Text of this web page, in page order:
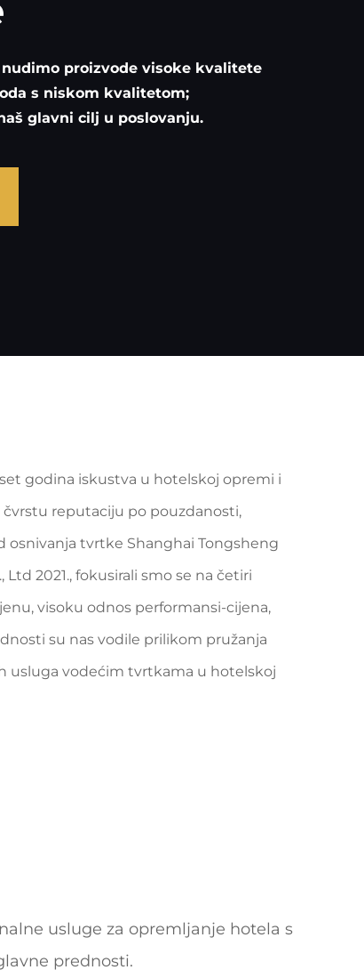
proizvode visoke kvalitete
s niskom kvalitetom;
glavni cilj u poslovanju.
godina iskustva u hotelskoj opremi i
reputaciju po pouzdanosti,
tvrtke Shanghai Tongsheng
2021., fokusirali smo se na četiri
visoku odnos performansi-cijena,
su nas vodile prilikom pružanja
usluga vodećim tvrtkama u hotelskoj
usluge za opremljanje hotela s
prednosti.